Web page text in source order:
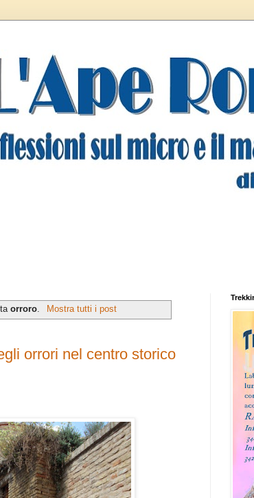
orroro Mostra tutti i post
orrori nel centro storico